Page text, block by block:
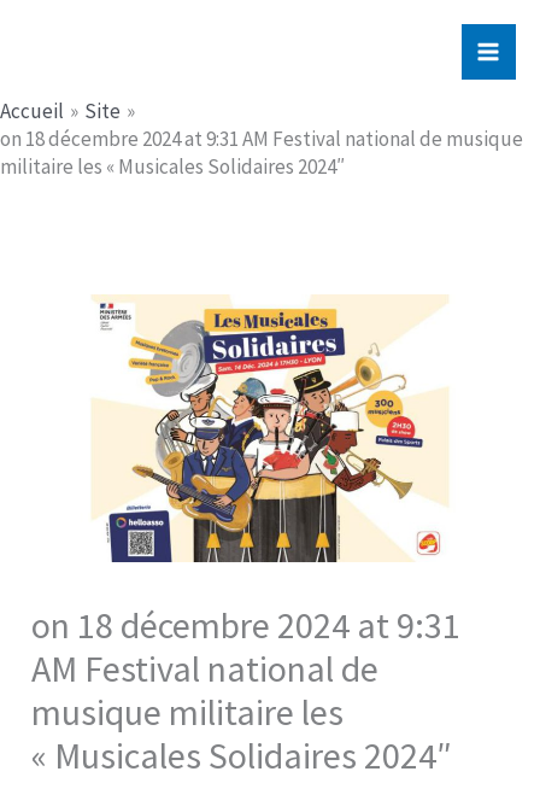
Accueil
Site
on 18 décembre 2024 at 9:31 AM Festival national de musique
militaire les « Musicales Solidaires 2024″​
on 18 décembre 2024 at 9:31
AM Festival national de
musique militaire les
« Musicales Solidaires 2024″​